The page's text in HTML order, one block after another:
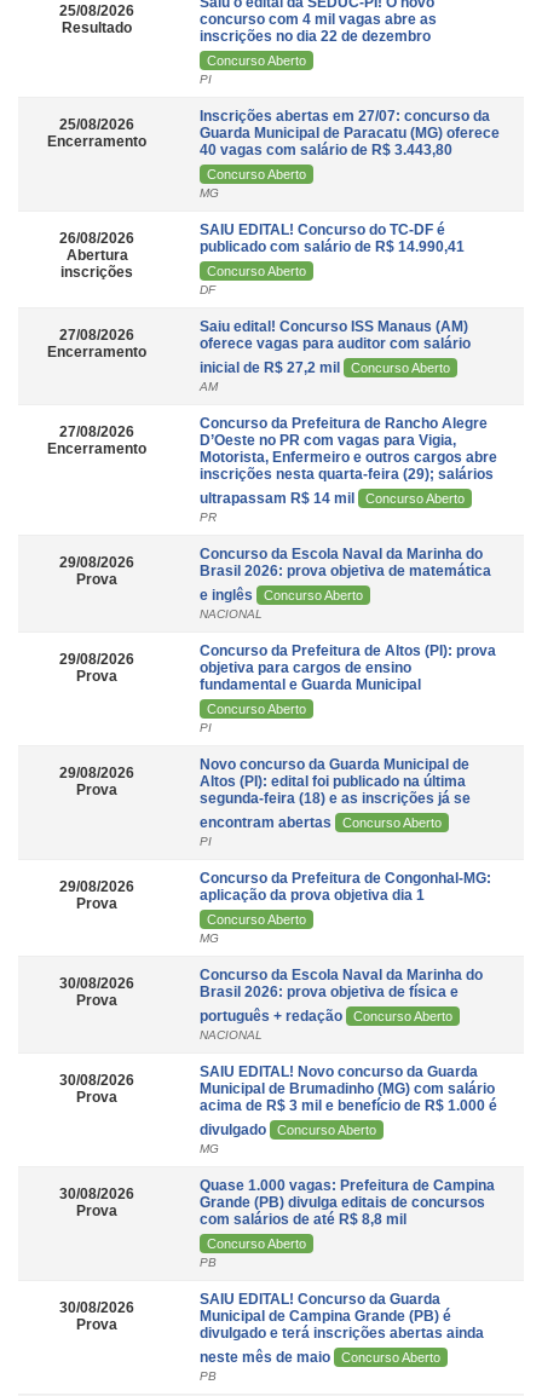
25/08/2026
Resultado
concurso com 4 mil vagas abre as
inscrições no dia 22 de dezembro
Concurso Aberto
PI
25/08/2026
Encerramento
Inscrições abertas em 27/07: concurso da
Guarda Municipal de Paracatu (MG) oferece
40 vagas com salário de R$ 3.443,80
Concurso Aberto
MG
26/08/2026
Abertura
inscrições
SAIU EDITAL! Concurso do TC-DF é
publicado com salário de R$ 14.990,41
Concurso Aberto
DF
27/08/2026
Encerramento
Saiu edital! Concurso ISS Manaus (AM)
oferece vagas para auditor com salário
inicial de R$ 27,2 mil
Concurso Aberto
AM
27/08/2026
Encerramento
Concurso da Prefeitura de Rancho Alegre
D’Oeste no PR com vagas para Vigia,
Motorista, Enfermeiro e outros cargos abre
inscrições nesta quarta-feira (29); salários
ultrapassam R$ 14 mil
Concurso Aberto
PR
29/08/2026
Prova
Concurso da Escola Naval da Marinha do
Brasil 2026: prova objetiva de matemática
e inglês
Concurso Aberto
NACIONAL
29/08/2026
Prova
Concurso da Prefeitura de Altos (PI): prova
objetiva para cargos de ensino
fundamental e Guarda Municipal
Concurso Aberto
PI
29/08/2026
Prova
Novo concurso da Guarda Municipal de
Altos (PI): edital foi publicado na última
segunda-feira (18) e as inscrições já se
encontram abertas
Concurso Aberto
PI
29/08/2026
Prova
Concurso da Prefeitura de Congonhal-MG:
aplicação da prova objetiva dia 1
Concurso Aberto
MG
30/08/2026
Prova
Concurso da Escola Naval da Marinha do
Brasil 2026: prova objetiva de física e
português + redação
Concurso Aberto
NACIONAL
30/08/2026
Prova
SAIU EDITAL! Novo concurso da Guarda
Municipal de Brumadinho (MG) com salário
acima de R$ 3 mil e benefício de R$ 1.000 é
divulgado
Concurso Aberto
MG
30/08/2026
Prova
Quase 1.000 vagas: Prefeitura de Campina
Grande (PB) divulga editais de concursos
com salários de até R$ 8,8 mil
Concurso Aberto
PB
30/08/2026
Prova
SAIU EDITAL! Concurso da Guarda
Municipal de Campina Grande (PB) é
divulgado e terá inscrições abertas ainda
neste mês de maio
Concurso Aberto
PB